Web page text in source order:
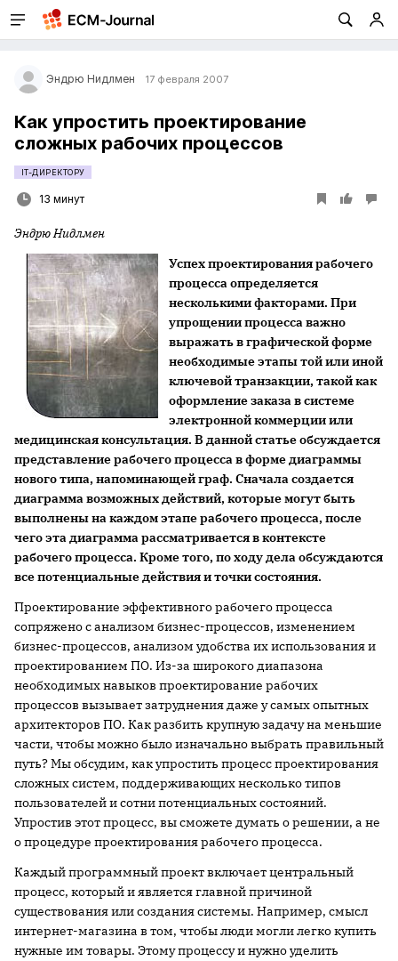
Эндрю Нидлмен 17 февраля 2007
Как упростить проектирование
сложных рабочих процессов
IT-ДИРЕКТОРУ
13 минут
Эндрю Нидлмен
Успех проектирования рабочего
процесса определяется
несколькими факторами. При
упрощении процесса важно
выражать в графической форме
необходимые этапы той или иной
ключевой транзакции, такой как
оформление заказа в системе
электронной коммерции или
медицинская консультация. В данной статье обсуждается
представление рабочего процесса в форме диаграммы
нового типа, напоминающей граф. Сначала создается
диаграмма возможных действий, которые могут быть
выполнены на каждом этапе рабочего процесса, после
чего эта диаграмма рассматривается в контексте
рабочего процесса. Кроме того, по ходу дела обсуждаются
все потенциальные действия и точки состояния.
Проектирование эффективного рабочего процесса
сопряжено с анализом бизнес-процессов, изменением
бизнес-процессов, анализом удобства их использования и
проектированием ПО. Из-за широкого диапазона
необходимых навыков проектирование рабочих
процессов вызывает затруднения даже у самых опытных
архитекторов ПО. Как разбить крупную задачу на меньшие
части, чтобы можно было изначально выбрать правильный
путь? Мы обсудим, как упростить процесс проектирования
сложных систем, поддерживающих несколько типов
пользователей и сотни потенциальных состояний.
Упростив этот процесс, вы сможете думать о решении, а не
о процедуре проектирования рабочего процесса.
Каждый программный проект включает центральный
процесс, который и является главной причиной
существования или создания системы. Например, смысл
интернет-магазина в том, чтобы люди могли легко купить
нужные им товары. Этому процессу и нужно уделить